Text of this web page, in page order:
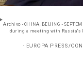
Archivo - CHINA, BEIJING -
during a meeting with Russia's
- EUROPA PRESS/